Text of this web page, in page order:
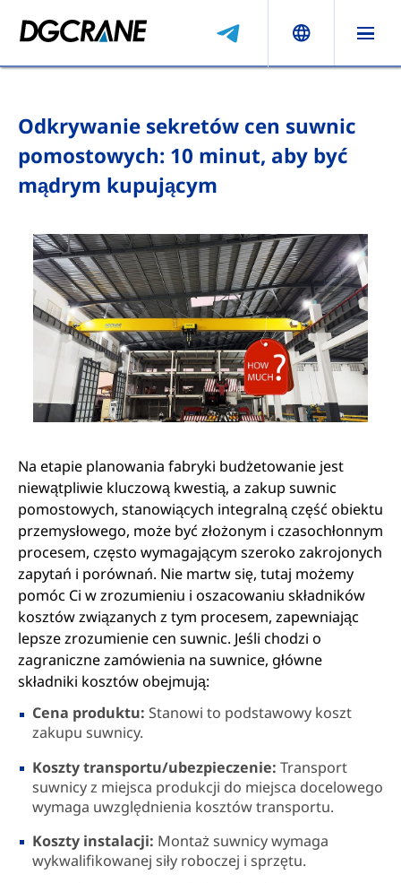
Odkrywanie sekretów cen suwnic
pomostowych: 10 minut, aby być
mądrym kupującym
Na etapie planowania fabryki budżetowanie jest
niewątpliwie kluczową kwestią, a zakup suwnic
pomostowych, stanowiących integralną część obiektu
przemysłowego, może być złożonym i czasochłonnym
procesem, często wymagającym szeroko zakrojonych
zapytań i porównań. Nie martw się, tutaj możemy
pomóc Ci w zrozumieniu i oszacowaniu składników
kosztów związanych z tym procesem, zapewniając
lepsze zrozumienie cen suwnic. Jeśli chodzi o
zagraniczne zamówienia na suwnice, główne
składniki kosztów obejmują:
Cena produktu: Stanowi to podstawowy koszt
zakupu suwnicy.
Koszty transportu/ubezpieczenie: Transport
suwnicy z miejsca produkcji do miejsca docelowego
wymaga uwzględnienia kosztów transportu.
Koszty instalacji: Montaż suwnicy wymaga
wykwalifikowanej siły roboczej i sprzętu.